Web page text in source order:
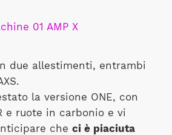
due allestimenti, entrambi
la versione ONE, con
e ruote in carbonio e vi
che ci è piaciuta